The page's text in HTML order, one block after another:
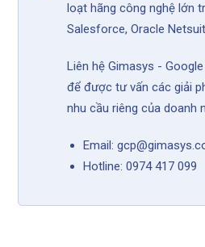
loạt hãng công nghệ lớn
Salesforce, Oracle
Liên hệ Gimasys -
để được tư vấn các giải
nhu cầu riêng của doanh
Email:
Hotline: 0974 417 099